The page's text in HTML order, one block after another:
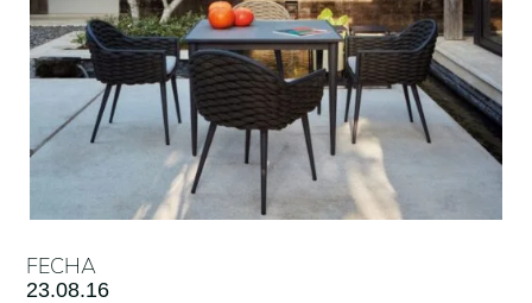
FECHA
23.08.16